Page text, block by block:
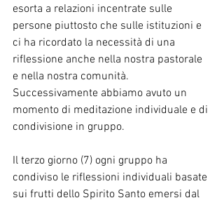
esorta a relazioni incentrate sulle
persone piuttosto che sulle istituzioni e
ci ha ricordato la necessità di una
riflessione anche nella nostra pastorale
e nella nostra comunità.
Successivamente abbiamo avuto un
momento di meditazione individuale e di
condivisione in gruppo.
Il terzo giorno (7) ogni gruppo ha
condiviso le riflessioni individuali basate
sui frutti dello Spirito Santo emersi dal